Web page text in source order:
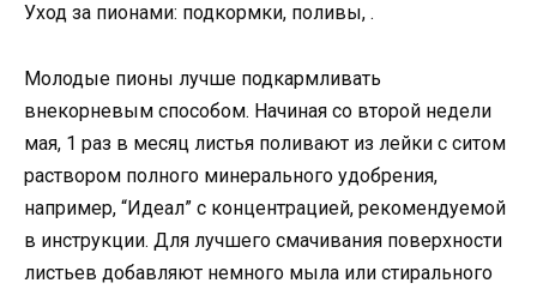
Уход за пионами: подкормки, поливы, .
Молодые пионы лучше подкармливать
внекорневым способом. Начиная со второй недели
мая, 1 раз в месяц листья поливают из лейки с ситом
раствором полного минерального удобрения,
например, “Идеал” с концентрацией, рекомендуемой
в инструкции. Для лучшего смачивания поверхности
листьев добавляют немного мыла или стирального